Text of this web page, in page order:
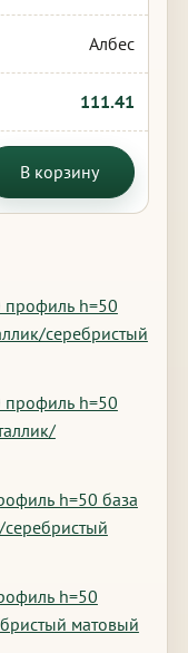
Албес
111.41
В корзину
профиль h=50
серебристый
профиль h=50
h=50 база
h=50
матовый